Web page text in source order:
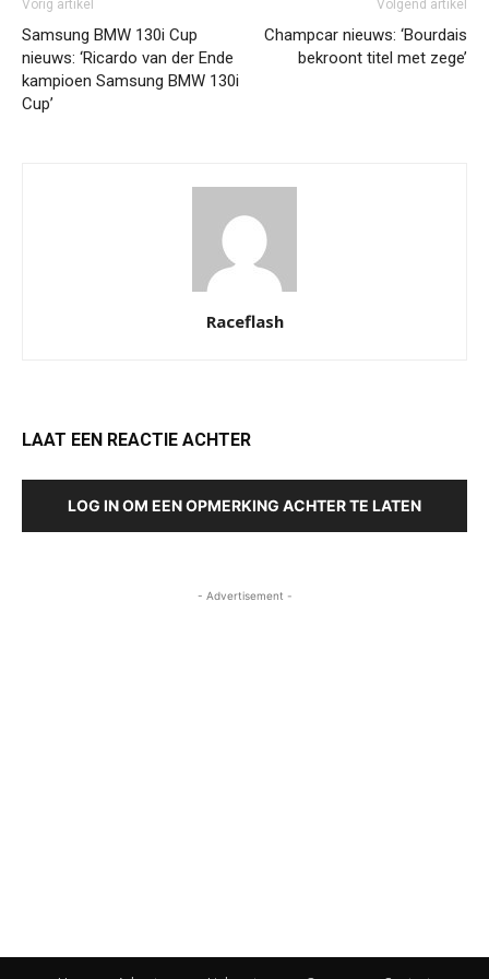
Vorig artikel
Samsung BMW 130i Cup
nieuws: ‘Ricardo van der Ende
kampioen Samsung BMW 130i
Cup’
Volgend artikel
Champcar nieuws: ‘Bourdais
bekroont titel met zege’
Raceflash
LAAT EEN REACTIE ACHTER
LOG IN OM EEN OPMERKING ACHTER TE LATEN
- Advertisement -